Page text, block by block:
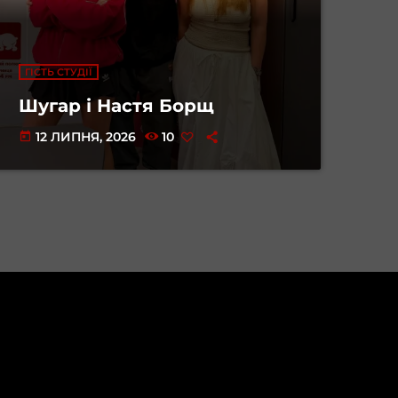
ГІСТЬ СТУДІЇ
Шугар і Настя Борщ
today 12 ЛИПНЯ, 2026 10